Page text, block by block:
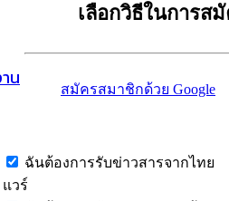
น
เลือกวิธีในการส
สมัครสมาชิกด้วย Google
ฉันต้องการรับข่าวสารจากไทย
แวร์